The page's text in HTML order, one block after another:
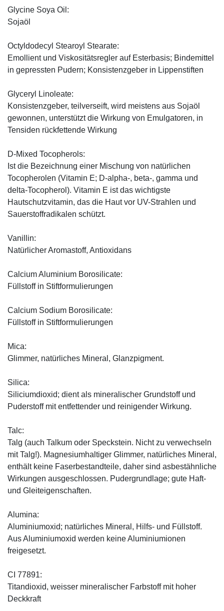
Glycine Soya Oil:
Sojaöl
Octyldodecyl Stearoyl Stearate:
Emollient und Viskositätsregler auf Esterbasis; Bindemittel
in gepressten Pudern; Konsistenzgeber in Lippenstiften
Glyceryl Linoleate:
Konsistenzgeber, teilverseift, wird meistens aus Sojaöl
gewonnen, unterstützt die Wirkung von Emulgatoren, in
Tensiden rückfettende Wirkung
D-Mixed Tocopherols:
Ist die Bezeichnung einer Mischung von natürlichen
Tocopherolen (Vitamin E; D-alpha-, beta-, gamma und
delta-Tocopherol). Vitamin E ist das wichtigste
Hautschutzvitamin, das die Haut vor UV-Strahlen und
Sauerstoffradikalen schützt.
Vanillin:
Natürlicher Aromastoff, Antioxidans
Calcium Aluminium Borosilicate:
Füllstoff in Stiftformulierungen
Calcium Sodium Borosilicate:
Füllstoff in Stiftformulierungen
Mica:
Glimmer, natürliches Mineral, Glanzpigment.
Silica:
Siliciumdioxid; dient als mineralischer Grundstoff und
Puderstoff mit entfettender und reinigender Wirkung.
Talc:
Talg (auch Talkum oder Speckstein. Nicht zu verwechseln
mit Talg!). Magnesiumhaltiger Glimmer, natürliches Mineral,
enthält keine Faserbestandteile, daher sind asbestähnliche
Wirkungen ausgeschlossen. Pudergrundlage; gute Haft-
und Gleiteigenschaften.
Alumina:
Aluminiumoxid; natürliches Mineral, Hilfs- und Füllstoff.
Aus Aluminiumoxid werden keine Aluminiumionen
freigesetzt.
CI 77891:
Titandioxid, weisser mineralischer Farbstoff mit hoher
Deckkraft